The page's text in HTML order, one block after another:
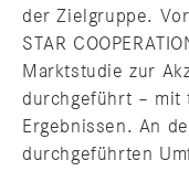
der Zielgruppe.
STAR
Marktstudie zur
durchgeführt – mit
Ergebnissen. An
durchgeführten